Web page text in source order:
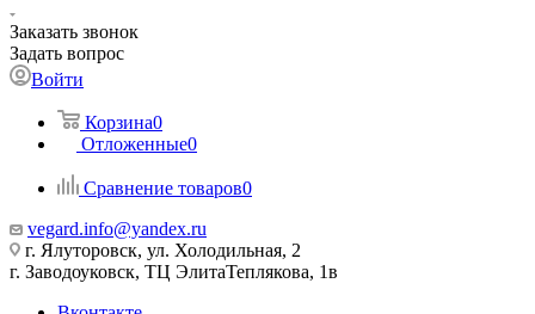
Заказать звонок
Задать вопрос
Войти
Корзина0
Отложенные0
Сравнение товаров0
vegard.info@yandex.ru
г. Ялуторовск, ул. Холодильная, 2
г. Заводоуковск, ​ТЦ Элита​Теплякова, 1в